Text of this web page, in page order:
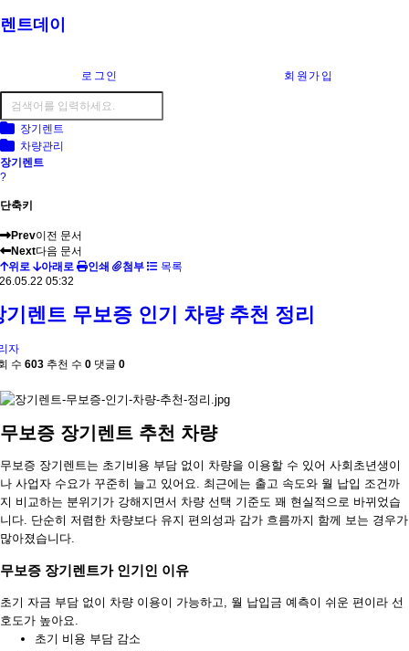
렌트데이
로그인 회원가입
장기렌트
차량관리
장기렌트
?
단축키
Prev이전 문서
Next다음 문서
위로
아래로 인쇄 첨부
목록
05:32
기렌트 무보증 인기 차량 추천 정리
자
수 603 추천 수 0 댓글 0
무보증 장기렌트 추천 차량
무보증 장기렌트는 초기비용 부담 없이 차량을 이용할 수 있어 사회초년생이
나 사업자 수요가 꾸준히 늘고 있어요. 최근에는 출고 속도와 월 납입 조건까
지 비교하는 분위기가 강해지면서 차량 선택 기준도 꽤 현실적으로 바뀌었습
니다. 단순히 저렴한 차량보다 유지 편의성과 감가 흐름까지 함께 보는 경우가
많아졌습니다.
무보증 장기렌트가 인기인 이유
초기 자금 부담 없이 차량 이용이 가능하고, 월 납입금 예측이 쉬운 편이라 선
호도가 높아요.
초기 비용 부담 감소